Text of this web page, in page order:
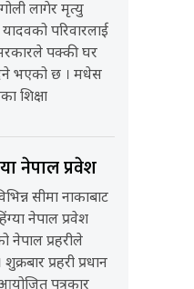
लागेर मृत्यु
परिवारलाई
पक्की घर
भएको छ । मधेस
शिक्षा
नेपाल प्रवेश
सीमा नाकाबाट
नेपाल प्रवेश
नेपाल प्रहरीले
प्रहरी प्रधान